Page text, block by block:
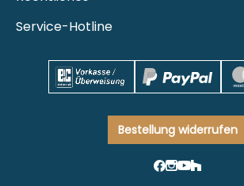
Service-Hotline
Bestellung widerrufen